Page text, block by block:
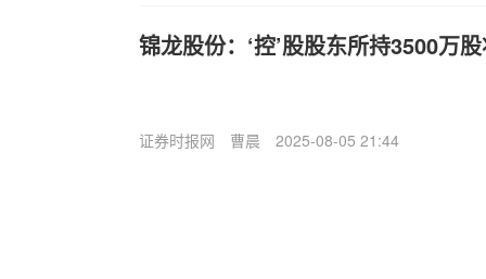
锦龙股份：‘控’股股东所持3500万
证券时报网 曹晨 2025-08-05 21:44